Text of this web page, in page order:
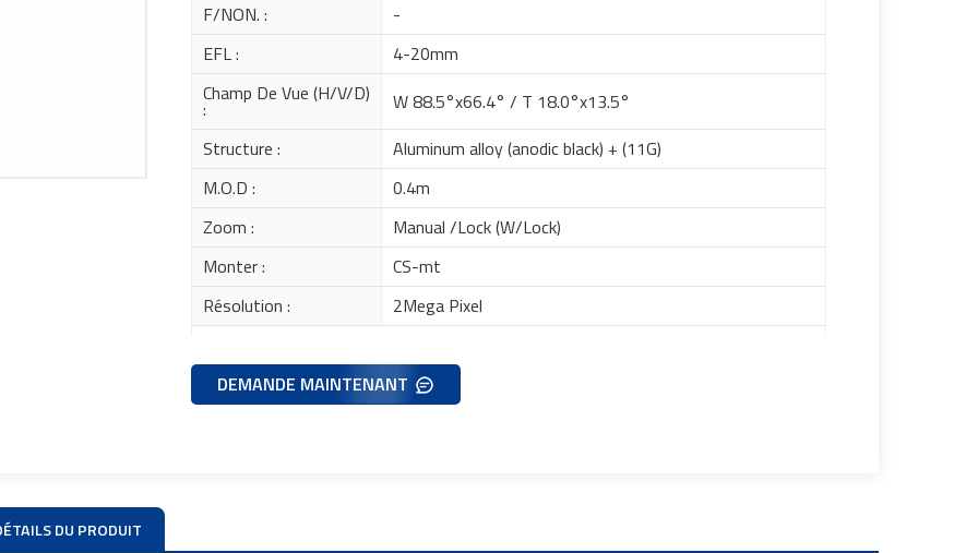
F/NON. :
-
EFL :
4-20mm
Champ De Vue (H/V/D)
:
W 88.5°x66.4° / T 18.0°x13.5°
Structure :
Aluminum alloy (anodic black) + (11G)
M.O.D :
0.4m
Zoom :
Manual /Lock (W/Lock)
Monter :
CS-mt
Résolution :
2Mega Pixel
DEMANDE MAINTENANT
DU PRODUIT